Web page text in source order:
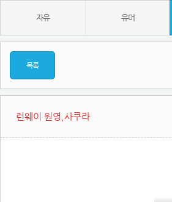
자유 유머
목록
런웨이 원영,사쿠라